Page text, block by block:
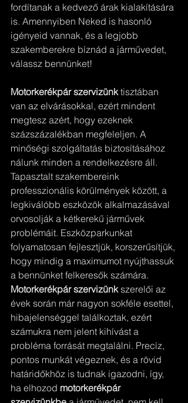
fordítanak a kedvező árak kialakítására
is. Amennyiben Neked is hasonló
igényeid vannak, és a legjobb
szakemberekre bíznád a járművedet,
válassz bennünket!
Motorkerékpár szervizünk tisztában
van az elvárásokkal, ezért mindent
megtesz azért, hogy ezeknek
százszázalékban megfeleljen. A
minőségi szolgáltatás biztosításához
nálunk minden a rendelkezésre áll.
Tapasztalt szakembereink
professzionális körülmények között, a
legkiválóbb eszközök alkalmazásával
orvosolják a kétkerekű járművek
problémáit. Eszközparkunkat
folyamatosan fejlesztjük, korszerűsítjük,
hogy mindig a maximumot nyújthassuk
a bennünket felkeresők számára.
Motorkerékpár szervizünk szerelői az
évek során már nagyon sokféle esettel,
hibajelenséggel találkoztak, ezért
számukra nem jelent kihívást a
probléma forrását megtalálni. Precíz,
pontos munkát végeznek, és a rövid
határidőkhöz is tudnak igazodni, így,
ha elhozod motorkerékpár